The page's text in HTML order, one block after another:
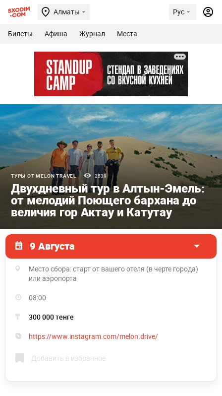
Алматы Рус
Билеты Афиша Журнал Места
ТУРЫ ОТ MELON TRAVEL 2539
Двухдневный тур в Алтын-Эмель:
от мелодий Поющего бархана до
величия гор Актау и Катутау
9 Августа
Место сбора: старт от вашего отеля (в черте города)
или аэропорта
08:00
300 000 тенге
https://www.instagram.com/melon.drive/
Добавить в избранное